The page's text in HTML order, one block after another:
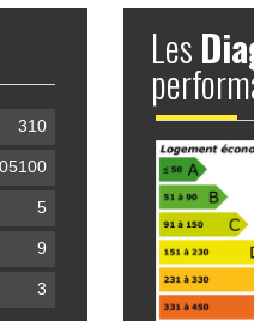
310
05100
5
9
3
Les